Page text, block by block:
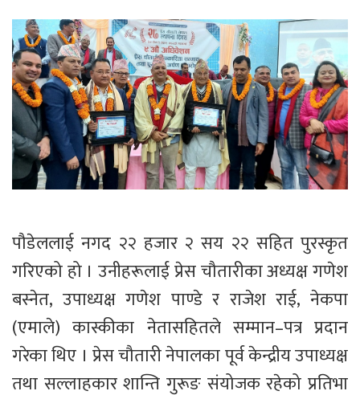
पौडेललाई नगद २२ हजार २ सय २२ सहित पुरस्कृत
गरिएको हो । उनीहरूलाई प्रेस चौतारीका अध्यक्ष गणेश
बस्नेत, उपाध्यक्ष गणेश पाण्डे र राजेश राई, नेकपा
(एमाले) कास्कीका नेतासहितले सम्मान–पत्र प्रदान
गरेका थिए । प्रेस चौतारी नेपालका पूर्व केन्द्रीय उपाध्यक्ष
तथा सल्लाहकार शान्ति गुरूङ संयोजक रहेको प्रतिभा